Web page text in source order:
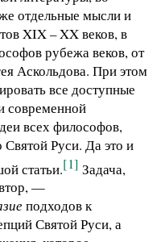
отдельные мысли и
XIX – XX веков, в
рубежа веков, от
Аскольдова. При этом
все доступные
современной
всех философов,
Святой Руси. Да это и
статьи.[1] Задача,
—
подходов к
Святой Руси, а